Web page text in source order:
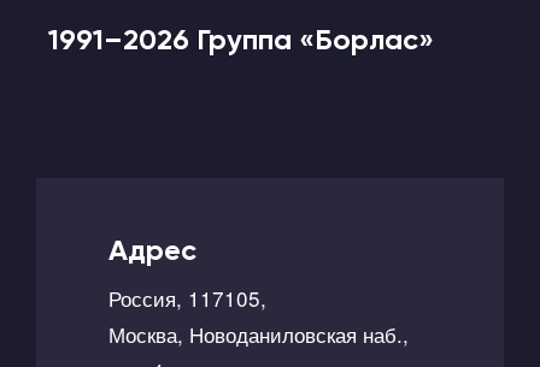
1991–2026 Группа «Борлас»
Адрес
Россия, 117105,
Москва, Новоданиловская наб.,